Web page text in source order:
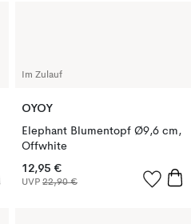
Im Zulauf
OYOY
Elephant Blumentopf Ø9,6 cm,
Offwhite
12,95 €
UVP 22,90 €